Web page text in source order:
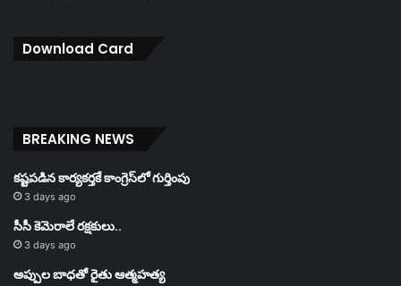
Download Card
BREAKING NEWS
కష్టపడిన కార్యకర్తకే కాంగ్రెస్‌లో గుర్తింపు
3 days ago
సీసీ కెమెరాలే రక్షకులు..
3 days ago
అప్పుల బాధతో రైతు ఆత్మహత్య